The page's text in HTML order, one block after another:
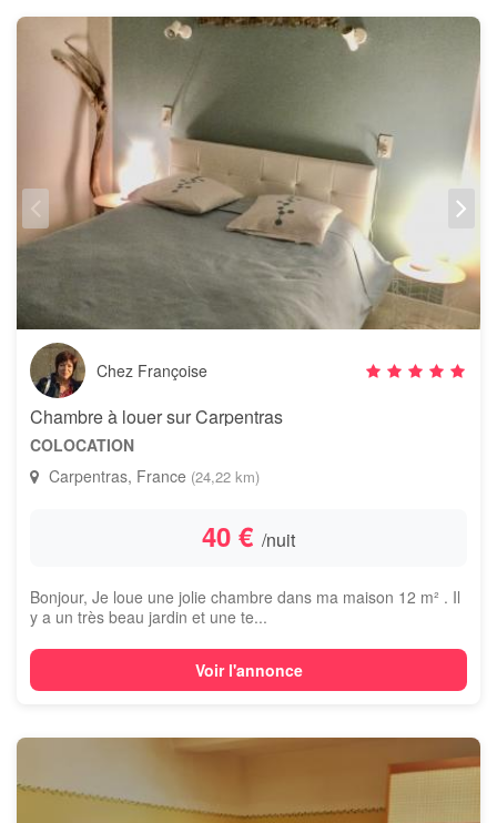
Chez Françoise
Chambre à louer sur Carpentras
COLOCATION
Carpentras, France (24,22 km)
40 € /nuit
Bonjour, Je loue une jolie chambre dans ma maison 12 m² . Il
y a un très beau jardin et une te...
Voir l'annonce